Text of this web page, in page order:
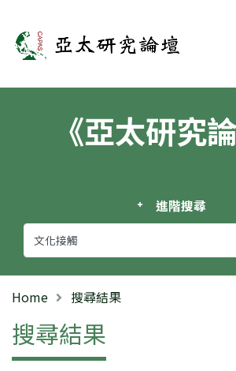
亞太研究論壇
《亞太研究
進階搜尋
Home 搜尋結果
搜尋結果